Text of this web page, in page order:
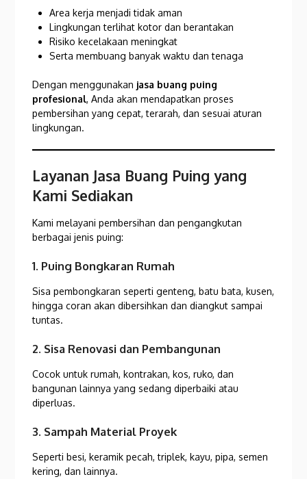
Area kerja menjadi tidak aman
Lingkungan terlihat kotor dan berantakan
Risiko kecelakaan meningkat
Serta membuang banyak waktu dan tenaga
Dengan menggunakan jasa buang puing
profesional, Anda akan mendapatkan proses
pembersihan yang cepat, terarah, dan sesuai aturan
lingkungan.
Layanan Jasa Buang Puing yang
Kami Sediakan
Kami melayani pembersihan dan pengangkutan
berbagai jenis puing:
1. Puing Bongkaran Rumah
Sisa pembongkaran seperti genteng, batu bata, kusen,
hingga coran akan dibersihkan dan diangkut sampai
tuntas.
2. Sisa Renovasi dan Pembangunan
Cocok untuk rumah, kontrakan, kos, ruko, dan
bangunan lainnya yang sedang diperbaiki atau
diperluas.
3. Sampah Material Proyek
Seperti besi, keramik pecah, triplek, kayu, pipa, semen
kering, dan lainnya.